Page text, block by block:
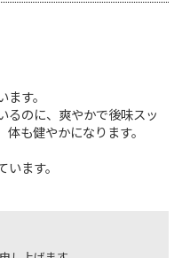
す。
るのに、爽やかで後味スッ
も健やかになります。
ます。